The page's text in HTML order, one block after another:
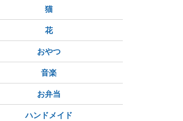
年金の繰上げ受給と繰
下げ受給｜資産がある
人ほど有利になるのは
[1965] テクノ菱和 株
猫
花
おやつ
音楽
お弁当
ハンドメイド